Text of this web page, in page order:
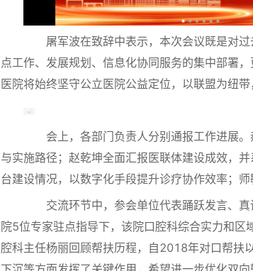
屠军波在致辞中表示，本次会议既是对过
点工作、发展规划、信息化协同服务的集中部署
医院将始终坚守公立医院公益定位，以联盟为纽
会上，各部门负责人分别通报工作进展。
与实施路径；赵乾坤全面汇报医联体建设成效，
台建设情况，以数字化手段提升诊疗协作效率；
交流环节中，参会单位代表踊跃发言、真
院5位专家驻点指导下，该院口腔科综合实力和
腔科主任杨丽回顾帮扶历程，自2018年对口帮扶